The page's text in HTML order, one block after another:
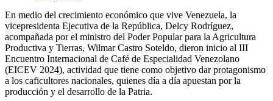
En medio del crecimiento económico que vive Venezuela, la
vicepresidenta Ejecutiva de la República, Delcy Rodríguez,
acompañada por el ministro del Poder Popular para la Agricultura
Productiva y Tierras, Wilmar Castro Soteldo, dieron inicio al III
Encuentro Internacional de Café de Especialidad Venezolano
(EICEV 2024), actividad que tiene como objetivo dar protagonismo
a los caficultores nacionales, quienes día a día apuestan por la
producción y el desarrollo de la Patria.